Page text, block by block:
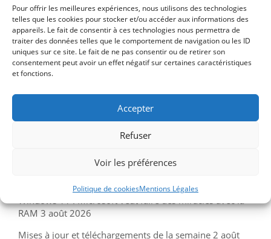
Pour offrir les meilleures expériences, nous utilisons des technologies
telles que les cookies pour stocker et/ou accéder aux informations des
appareils. Le fait de consentir à ces technologies nous permettra de
traiter des données telles que le comportement de navigation ou les ID
uniques sur ce site. Le fait de ne pas consentir ou de retirer son
consentement peut avoir un effet négatif sur certaines caractéristiques
et fonctions.
Accepter
Refuser
Voir les préférences
Politique de cookiesMentions Légales
Le relais privé d'Apple peut laisser fuiter votre adresse
IP 6 août 2026
Les comptes Microsoft 365 sont attaqués via le Wi-Fi
des hôtels 5 août 2026
Alerte sur un faux cheat Roblox pour espionner les
Arch Linux met en pause le dépôt AUR pour cause de
malware 4 août 2026
Linux à 10% de part de marché sur desktop ? Un peu
Windows 11 : Microsoft veut faire des miracles avec la
RAM 3 août 2026
Mises à jour et téléchargements de la semaine 2 août